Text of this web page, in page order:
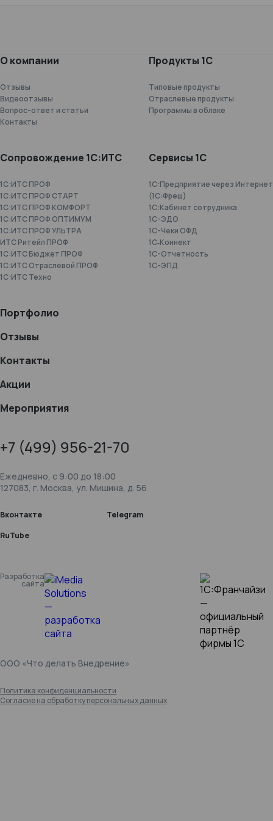
О компании
Отзывы
Видеоотзывы
Вопрос-ответ и статьи
Контакты
Продукты 1С
Типовые продукты
Отраслевые продукты
Программы в облаке
Сопровождение 1С:ИТС
1С:ИТС ПРОФ
1С:ИТС ПРОФ СТАРТ
1С:ИТС ПРОФ КОМФОРТ
1С:ИТС ПРОФ ОПТИМУМ
1С:ИТС ПРОФ УЛЬТРА
ИТС Ритейл ПРОФ
1С:ИТС Бюджет ПРОФ
1С:ИТС Отраслевой ПРОФ
1С:ИТС Техно
Сервисы 1С
1С:Предприятие через Интернет
(1С:Фреш)
1С:Кабинет сотрудника
1С-ЭДО
1С-Чеки ОФД
1С‑Коннект
1C-Отчетность
1С-ЭПД
Портфолио
Отзывы
Контакты
Акции
Мероприятия
Вконтакте
Telegram
RuTube
ООО «Что делать Внедрение»
+7 (499) 956-21-70
Ежедневно, c 9:00 до 18:00
127083, г. Москва, ул. Мишина, д. 56
Разработка
сайта
Политика конфиденциальности
Согласие на обработку персональных данных